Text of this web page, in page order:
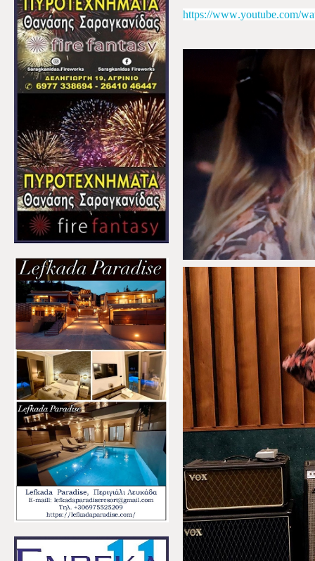
https://www.youtube.com/